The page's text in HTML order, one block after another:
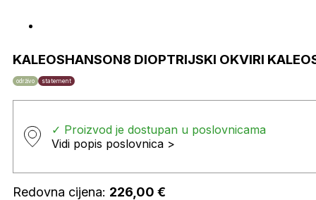
KALEOSHANSON8 DIOPTRIJSKI OKVIRI
održivo statement
✓ Proizvod je dostupan u poslovnicama
Vidi popis poslovnica >
Redovna cijena: 226,00 €